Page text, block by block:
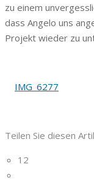
zu einem
dass Angelo uns
Projekt wieder zu
IMG_6277
Teilen Sie diesen
12